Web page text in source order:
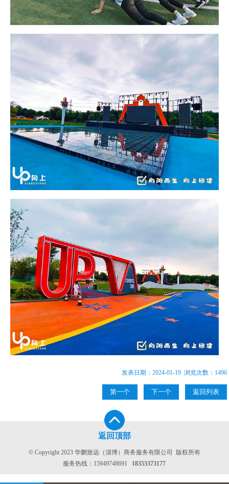
发表日期：2024-01-19 浏览次数：1496
第一个 下一个 返回列表
返回顶部
© Copyright 2023 华鹏致远（淄博）商务服务有限公司 版权所有
服务热线： 15949748691 18353373177